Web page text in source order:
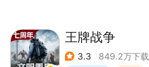
王牌战争
3.3 849.2万下载